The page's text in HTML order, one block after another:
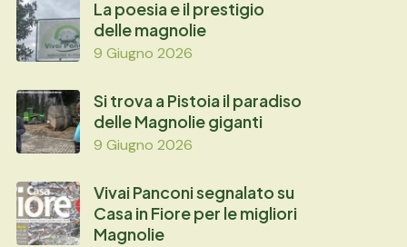
La poesia e il prestigio
delle magnolie
9 Giugno 2026
Si trova a Pistoia il paradiso
delle Magnolie giganti
9 Giugno 2026
Vivai Panconi segnalato su
Casa in Fiore per le migliori
Magnolie